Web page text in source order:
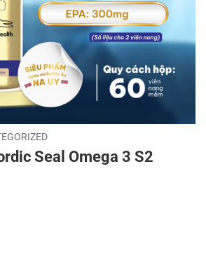
Seal Omega 3 S2
Omega 3 S2 số lượng